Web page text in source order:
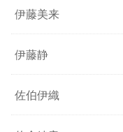
伊藤美来
伊藤静
佐伯伊織